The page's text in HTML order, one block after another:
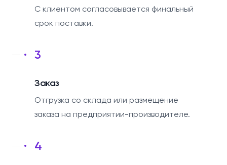
С клиентом согласовывается финальный
срок поставки.
3
Заказ
Отгрузка со склада или размещение
заказа на предприятии-производителе.
4